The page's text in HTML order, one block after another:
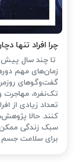
چرا افراد تنها
تا چند سال پیش
زمان‌های مهم
گفت‌وگوهای
تک‌نفره، مهاجرت
تعداد زیادی از
کنند. حالا
سبک زندگی ممکن
برای سلامت جسم